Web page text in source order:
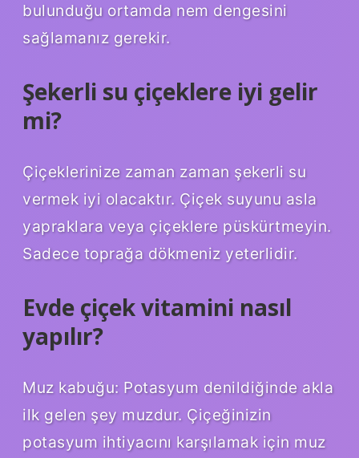
bulunduğu ortamda nem dengesini
sağlamanız gerekir.
Şekerli su çiçeklere iyi gelir
mi?
Çiçeklerinize zaman zaman şekerli su
vermek iyi olacaktır. Çiçek suyunu asla
yapraklara veya çiçeklere püskürtmeyin.
Sadece toprağa dökmeniz yeterlidir.
Evde çiçek vitamini nasıl
yapılır?
Muz kabuğu: Potasyum denildiğinde akla
ilk gelen şey muzdur. Çiçeğinizin
potasyum ihtiyacını karşılamak için muz